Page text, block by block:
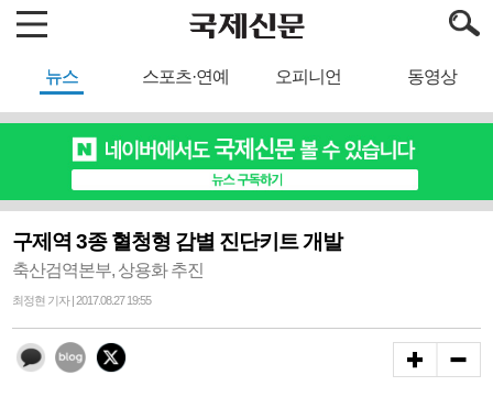
뉴스 스포츠·연예 오피니언 동영상
구제역 3종 혈청형 감별 진단키트 개발
축산검역본부, 상용화 추진
최정현 기자 | 2017.08.27 19:55